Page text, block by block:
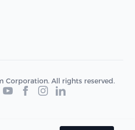
Corporation. All rights reserved.